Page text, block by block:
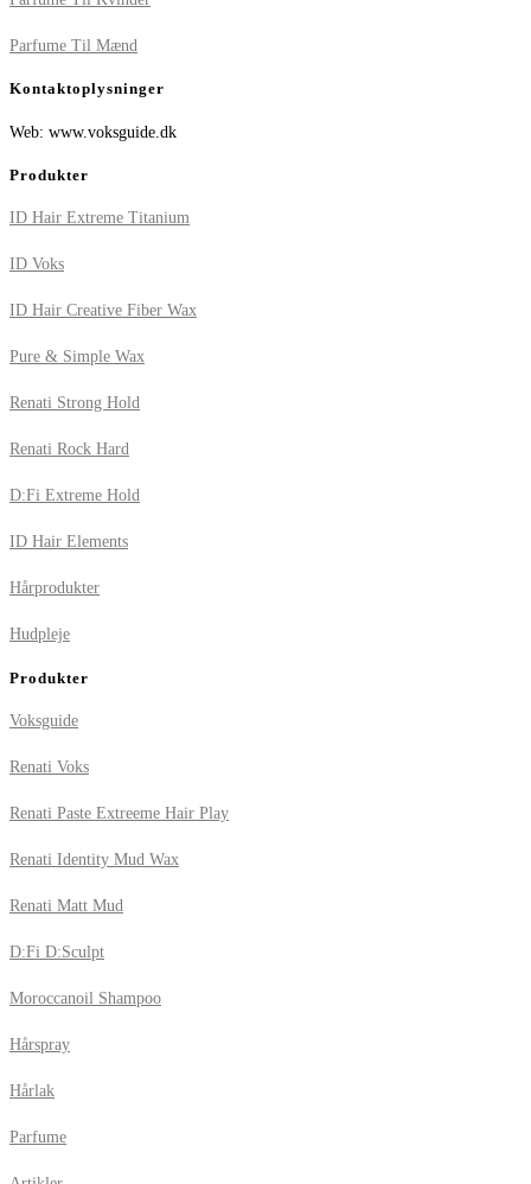
Parfume Til Mænd
Kontaktoplysninger
Web: www.voksguide.dk
Produkter
ID Hair Extreme Titanium
ID Voks
ID Hair Creative Fiber Wax
Pure & Simple Wax
Renati Strong Hold
Renati Rock Hard
D:Fi Extreme Hold
ID Hair Elements
Hårprodukter
Hudpleje
Produkter
Voksguide
Renati Voks
Renati Paste Extreeme Hair Play
Renati Identity Mud Wax
Renati Matt Mud
D:Fi D:Sculpt
Moroccanoil Shampoo
Hårspray
Hårlak
Parfume